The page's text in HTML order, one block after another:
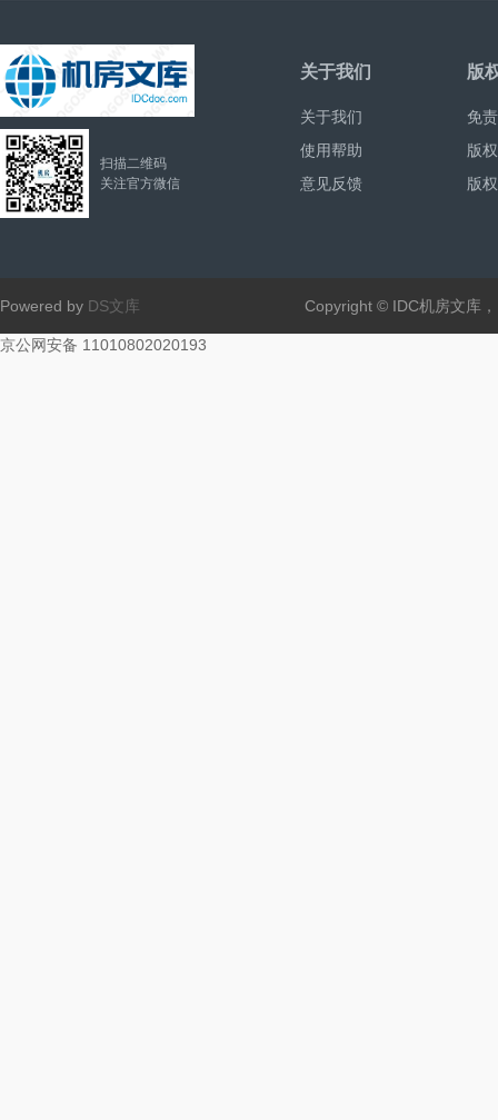
扫描二维码
关注官方微信
关于我们
关于我们
使用帮助
意见反馈
版
免
版
版
Powered by DS文库 Copyright © IDC机房文库
京公网安备 11010802020193